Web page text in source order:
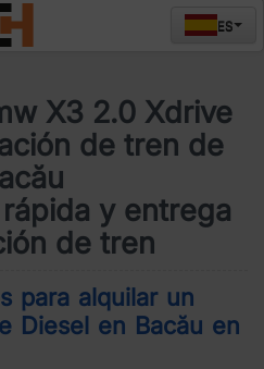
ES
X3 2.0 Xdrive
de tren de
y entrega
de tren
para alquilar un
Diesel en Bacău en